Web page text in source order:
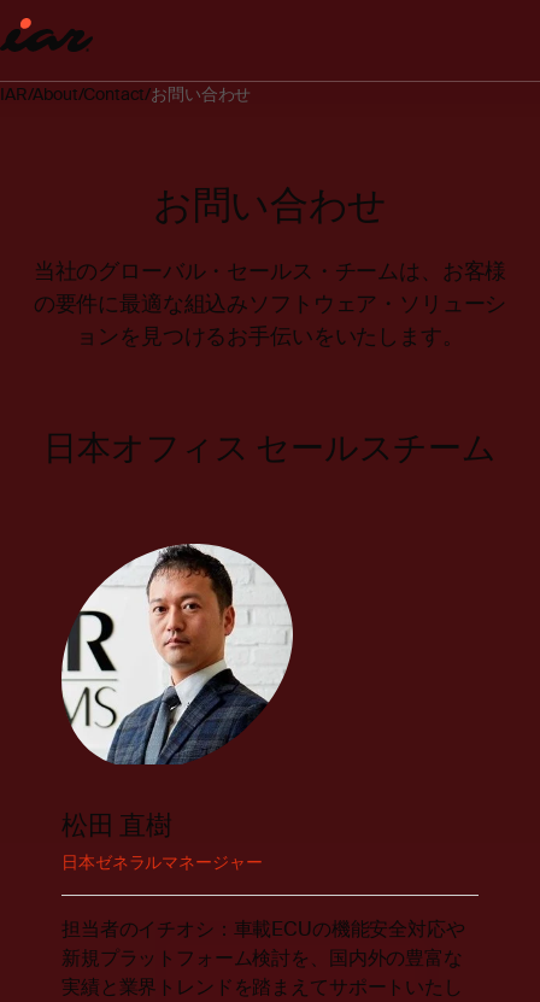
IAR About Contact お問い合わせ
お問い合わせ
当社のグローバル・セールス・チームは、お客様
の要件に最適な組込みソフトウェア・ソリューシ
ョンを見つけるお手伝いをいたします。
日本オフィス セールスチーム
松田 直樹
日本ゼネラルマネージャー
担当者のイチオシ：車載ECUの機能安全対応や
新規プラットフォーム検討を、国内外の豊富な
実績と業界トレンドを踏まえてサポートいたし